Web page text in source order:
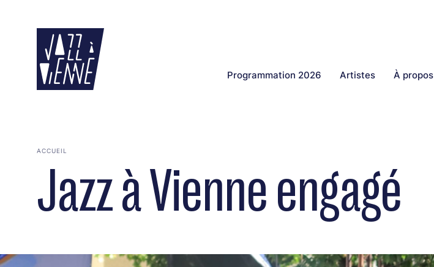
Programmation 2026 Artistes À propos
ACCUEIL
Jazz à Vienne engagé